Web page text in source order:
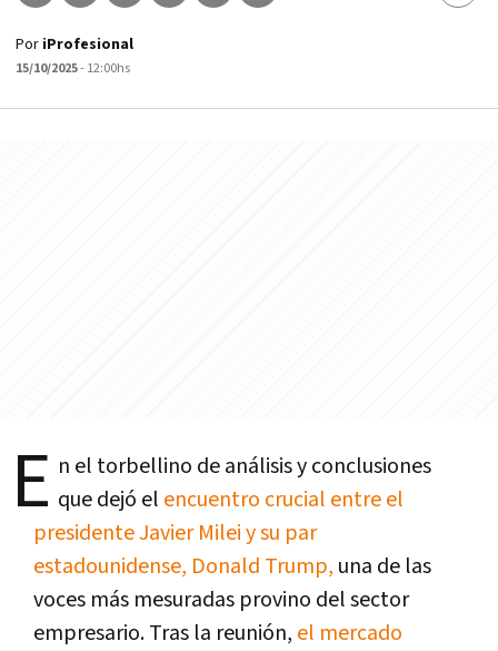
Por iProfesional
15/10/2025- 12:00hs
E n el torbellino de análisis y conclusiones
que dejó el encuentro crucial entre el
presidente Javier Milei y su par
estadounidense, Donald Trump, una de las
voces más mesuradas provino del sector
empresario. Tras la reunión, el mercado